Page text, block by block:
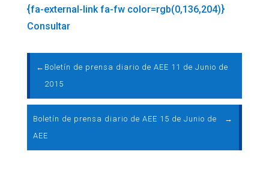
{fa-external-link fa-fw color=rgb(0,136,204)}
Consultar
← Boletín de prensa diario de AEE 11 de Junio de
2015
Boletín de prensa diario de AEE 15 de Junio de
AEE
→